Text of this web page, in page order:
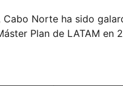
Cabo Norte ha sido
Plan de LATAM en